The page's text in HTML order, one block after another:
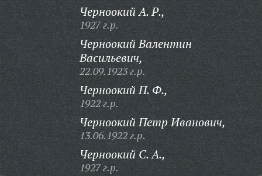
Черноокий А. Р.,
1927 г.р.
Черноокий Валентин
Васильевич,
22.09.1923 г.р.
Черноокий П. Ф.,
1922 г.р.
Черноокий Петр Иванович,
13.06.1922 г.р.
Черноокий С. А.,
1927 г.р.